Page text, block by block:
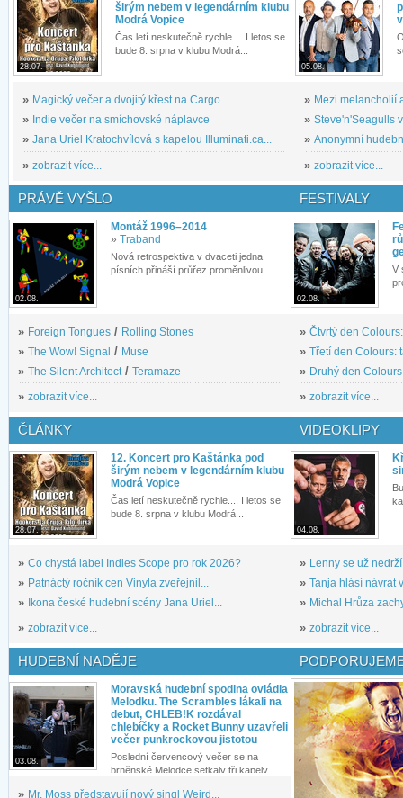
28.07.
širým nebem v legendárním klubu
Modrá Vopice
Čas letí neskutečně rychle.... I letos se
bude 8. srpna v klubu Modrá...
» Magický večer a dvojitý křest na Cargo...
» Indie večer na smíchovské náplavce
» Jana Uriel Kratochvílová s kapelou Illuminati.ca...
» zobrazit více...
05.08.
» Mezi melancholií
» Steve'n'Seagulls
» Anonymní
» zobrazit více...
PRÁVĚ VYŠLO
02.08.
Montáž 1996–2014
» Traband
Nová retrospektiva v dvaceti jedna
písních přináší průřez proměnlivou...
» Foreign Tongues / Rolling Stones
» The Wow! Signal / Muse
» The Silent Architect / Teramaze
» zobrazit více...
FESTIVALY
02.08.
V
» Čtvrtý den
» Třetí den Colours:
» Druhý den
» zobrazit více...
ČLÁNKY
28.07.
12. Koncert pro Kaštánka pod
širým nebem v legendárním klubu
Modrá Vopice
Čas letí neskutečně rychle.... I letos se
bude 8. srpna v klubu Modrá...
» Co chystá label Indies Scope pro rok 2026?
» Patnáctý ročník cen Vinyla zveřejnil...
»
Ikona české hudební scény Jana Uriel...
» zobrazit více...
VIDEOKLIPY
04.08.
» Lenny se už
» Tanja hlásí návrat
» Michal Hrůza
» zobrazit více...
HUDEBNÍ NADĚJE
03.08.
Moravská hudební spodina ovládla
Melodku. The Scrambles lákali na
debut, CHLEB!K rozdával
chlebíčky a Rocket Bunny uzavřeli
večer punkrockovou jistotou
Poslední červencový večer se na
brněnské Melodce setkaly tři kapely...
» Mr. Moss představují nový singl Weird...